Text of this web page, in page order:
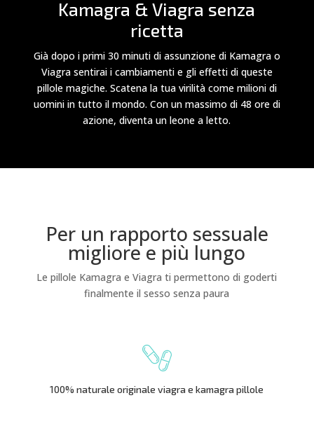
Kamagra & Viagra senza
ricetta
Già dopo i primi 30 minuti di assunzione di Kamagra o
Viagra sentirai i cambiamenti e gli effetti di queste
pillole magiche. Scatena la tua virilità come milioni di
uomini in tutto il mondo. Con un massimo di 48 ore di
azione, diventa un leone a letto.
Per un rapporto sessuale
migliore e più lungo
Le pillole Kamagra e Viagra ti permettono di goderti
finalmente il sesso senza paura
100% naturale originale viagra e kamagra pillole